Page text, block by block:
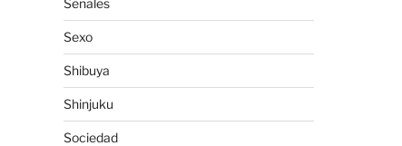
Señales
Sexo
Shibuya
Shinjuku
Sociedad